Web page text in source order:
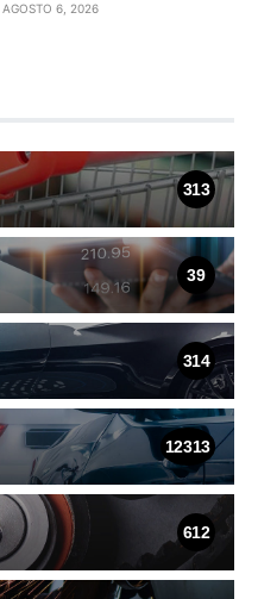
AGOSTO 6, 2026
313
39
314
12313
612